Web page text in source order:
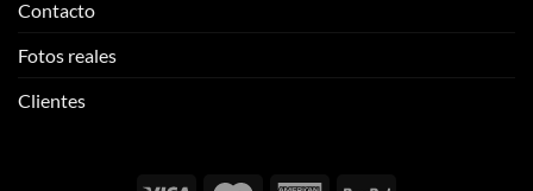
Contacto
Fotos reales
Clientes